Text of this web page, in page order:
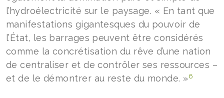
l’hydroélectricité sur le paysage. « En tant que
manifestations gigantesques du pouvoir de
l’État, les barrages peuvent être considérés
comme la concrétisation du rêve d’une nation
de centraliser et de contrôler ses ressources –
et de le démontrer au reste du monde. »6